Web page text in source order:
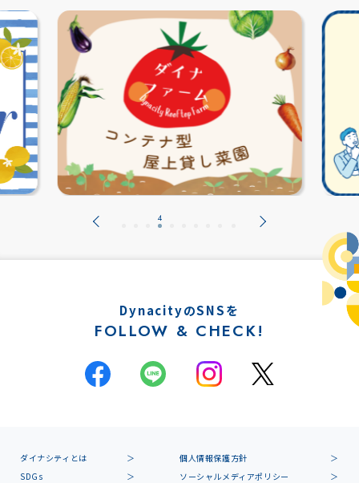
DynacityのSNSを
FOLLOW & CHECK!
ダイナシティとは
個人情報保護方針
SDGs
ソーシャルメディアポリシー